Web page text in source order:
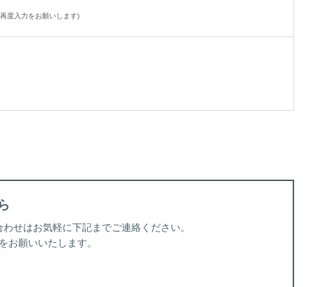
度入力をお願いします)
せはお気軽に下記までご連絡ください。
お願いいたします。